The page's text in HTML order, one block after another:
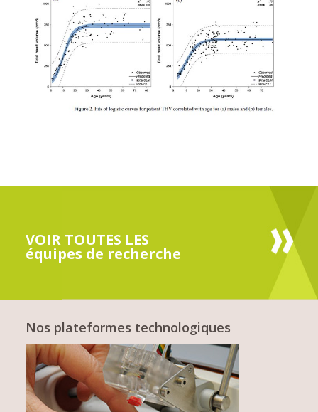
VOIR TOUTES LES
équipes de recherche
Nos plateformes technologiques